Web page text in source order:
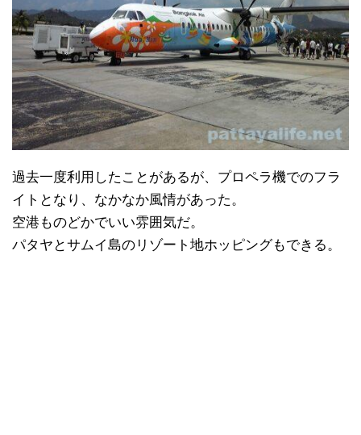
過去一度利用したことがあるが、プロペラ機でのフラ
イトとなり、なかなか風情があった。
空港ものどかでいい雰囲気だ。
パタヤとサムイ島のリゾート地ホッピングもできる。